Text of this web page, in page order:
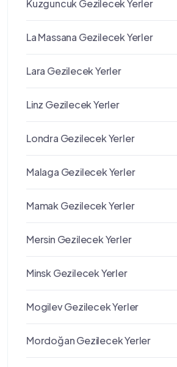
Kuzguncuk Gezilecek Yerler
La Massana Gezilecek Yerler
Lara Gezilecek Yerler
Linz Gezilecek Yerler
Londra Gezilecek Yerler
Malaga Gezilecek Yerler
Mamak Gezilecek Yerler
Mersin Gezilecek Yerler
Minsk Gezilecek Yerler
Mogilev Gezilecek Yerler
Mordoğan Gezilecek Yerler